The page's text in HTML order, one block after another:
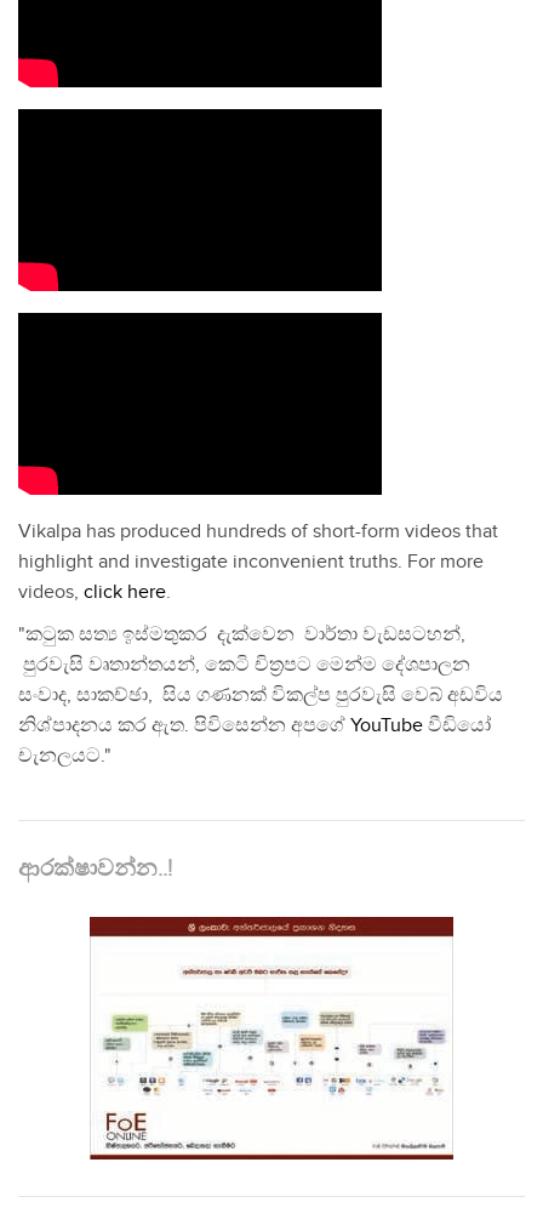
Vikalpa has produced hundreds of short-form videos that
highlight and investigate inconvenient truths. For more
videos, click here.
"කටුක සත්‍ය ඉස්මතුකර දැක්වෙන වාර්තා වැඩසටහන්,
පුරවැසි වෘතාන්තයන්, කෙටි චිත්‍රපට මෙන්ම දේශපාලන
සංවාද, සාකච්ඡා, සිය ගණනක් විකල්ප පුරවැසි වෙබ් අඩවිය
නිශ්පාදනය කර ඇත. පිවිසෙන්න අපගේ YouTube වීඩියෝ
චැනලයට."
ආරක්ෂාවන්න..!